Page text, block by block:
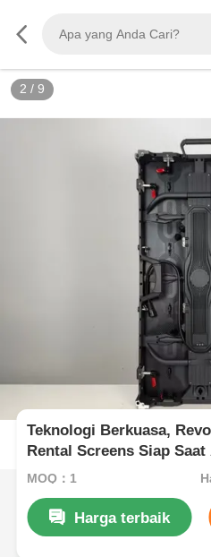
3 / 9
Teknologi Berkuasa, Revolusi
Rental Screens Siap Saat
MOQ：1
Harga terbaik